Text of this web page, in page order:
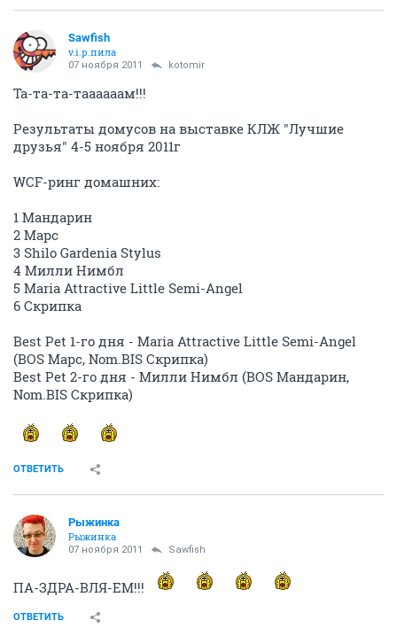
Sawfish
v.i.p.пила
07 ноября 2011 kotomir
Та-та-та-таааааам!!!
Результаты домусов на выставке КЛЖ "Лучшие
друзья" 4-5 ноября 2011г
WCF-ринг домашних:
1 Мандарин
2 Марс
3 Shilo Gardenia Stylus
4 Милли Нимбл
5 Maria Attractive Little Semi-Angel
6 Скрипка
Best Pet 1-го дня - Maria Attractive Little Semi-Angel
(BOS Марс, Nom.BIS Скрипка)
Best Pet 2-го дня - Милли Нимбл (BOS Мандарин,
Nom.BIS Скрипка)
ОТВЕТИТЬ
Рыжинка
Рыжинка
07 ноября 2011 Sawfish
ПА-ЗДРА-ВЛЯ-ЕМ!!!
ОТВЕТИТЬ